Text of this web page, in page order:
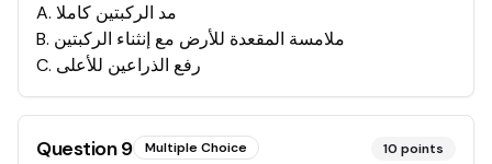
A. مد الركبتين كاملا
B. ملامسة المقعدة للأرض مع إنثناء الركبتين
C. رفع الذراعين للأعلى
Question9 Multiple Choice 10 points